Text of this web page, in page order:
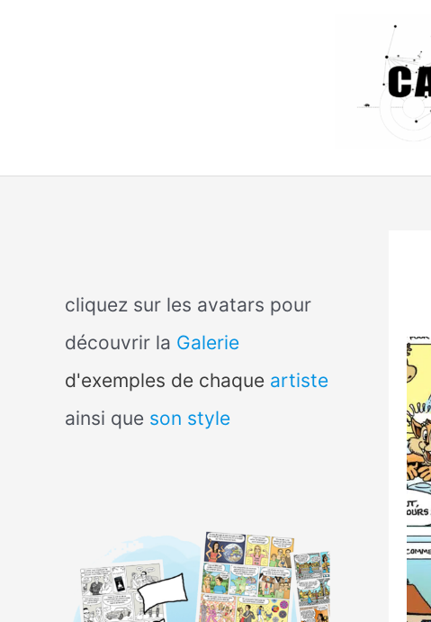
cliquez sur les avatars pour
découvrir la Galerie
d'exemples de chaque artiste
ainsi que son style